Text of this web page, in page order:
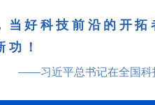
好科技前沿的开
！
——习近平总书记在全国科